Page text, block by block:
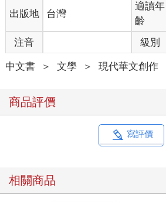
出版地 台灣
適讀年
齡
注音 級別
中文書 ＞ 文學 ＞ 現代華文創作
商品評價
寫評價
相關商品